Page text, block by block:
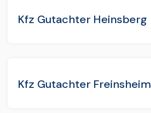
Kfz Gutachter Heinsberg
Kfz Gutachter Freinsheim